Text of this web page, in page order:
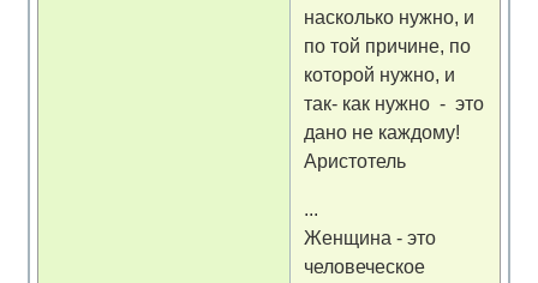
насколько нужно, и
по той причине, по
которой нужно, и
так- как нужно - это
дано не каждому!
Аристотель
...
Женщина - это
человеческое